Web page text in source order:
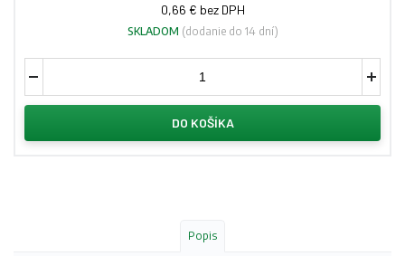
0,66 € bez DPH
SKLADOM (dodanie do 14 dní)
DO KOŠÍKA
Popis